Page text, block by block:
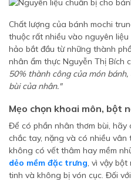
Chất lượng của bánh mochi
thuộc rất nhiều vào nguyên
hảo bắt đầu từ những thành
nhân ẩm thực Nguyễn Thị Bích
50% thành công của món
bùi của nhân."
Mẹo chọn khoai môn, bột
Để có phần nhân thơm bùi, hãy
chắc tay, nặng và có nhiều vân
không có vết thâm hay mềm
dẻo mềm đặc trưng, vì vậy bột
tinh và không bị vón cục. Đối